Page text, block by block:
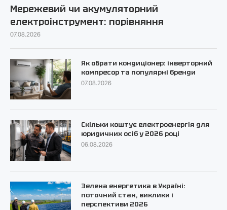
Мережевий чи акумуляторний
електроінструмент: порівняння
07.08.2026
Як обрати кондиціонер: інверторний
компресор та популярні бренди
07.08.2026
Скільки коштує електроенергія для
юридичних осіб у 2026 році
06.08.2026
Зелена енергетика в Україні:
поточний стан, виклики і
перспективи 2026